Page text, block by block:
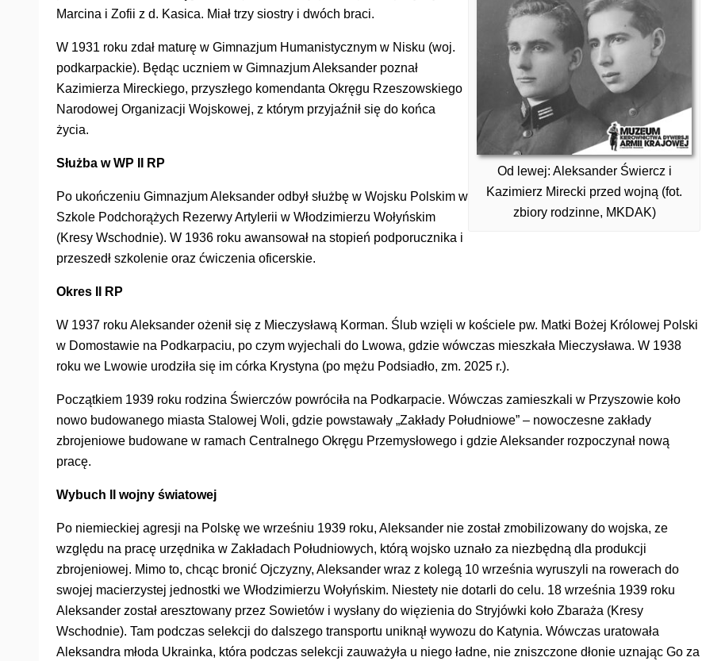
Od lewej: Aleksander Świercz i
Kazimierz Mirecki przed wojną (fot.
zbiory rodzinne, MKDAK)
Marcina i Zofii z d. Kasica. Miał trzy siostry i dwóch braci.
W 1931 roku zdał maturę w Gimnazjum Humanistycznym w Nisku (woj.
podkarpackie). Będąc uczniem w Gimnazjum Aleksander poznał
Kazimierza Mireckiego, przyszłego komendanta Okręgu Rzeszowskiego
Narodowej Organizacji Wojskowej, z którym przyjaźnił się do końca
życia.
Służba w WP II RP
Po ukończeniu Gimnazjum Aleksander odbył służbę w Wojsku Polskim w
Szkole Podchorążych Rezerwy Artylerii w Włodzimierzu Wołyńskim
(Kresy Wschodnie). W 1936 roku awansował na stopień podporucznika i
przeszedł szkolenie oraz ćwiczenia oficerskie.
Okres II RP
W 1937 roku Aleksander ożenił się z Mieczysławą Korman. Ślub wzięli w kościele pw. Matki Bożej Królowej Polski
w Domostawie na Podkarpaciu, po czym wyjechali do Lwowa, gdzie wówczas mieszkała Mieczysława. W 1938
roku we Lwowie urodziła się im córka Krystyna (po mężu Podsiadło, zm. 2025 r.).
Początkiem 1939 roku rodzina Świerczów powróciła na Podkarpacie. Wówczas zamieszkali w Przyszowie koło
nowo budowanego miasta Stalowej Woli, gdzie powstawały „Zakłady Południowe” – nowoczesne zakłady
zbrojeniowe budowane w ramach Centralnego Okręgu Przemysłowego i gdzie Aleksander rozpoczynał nową
pracę.
Wybuch II wojny światowej
Po niemieckiej agresji na Polskę we wrześniu 1939 roku, Aleksander nie został zmobilizowany do wojska, ze
względu na pracę urzędnika w Zakładach Południowych, którą wojsko uznało za niezbędną dla produkcji
zbrojeniowej. Mimo to, chcąc bronić Ojczyzny, Aleksander wraz z kolegą 10 września wyruszyli na rowerach do
swojej macierzystej jednostki we Włodzimierzu Wołyńskim. Niestety nie dotarli do celu. 18 września 1939 roku
Aleksander został aresztowany przez Sowietów i wysłany do więzienia do Stryjówki koło Zbaraża (Kresy
Wschodnie). Tam podczas selekcji do dalszego transportu uniknął wywozu do Katynia. Wówczas uratowała
Aleksandra młoda Ukrainka, która podczas selekcji zauważyła u niego ładne, nie zniszczone dłonie uznając Go za